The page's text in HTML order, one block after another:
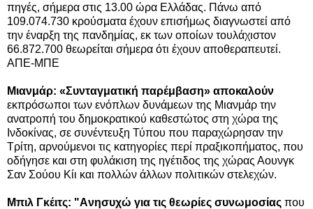
πηγές, σήμερα στις 13.00 ώρα Ελλάδας. Πάνω από
109.074.730 κρούσματα έχουν επισήμως διαγνωστεί από
την έναρξη της πανδημίας, εκ των οποίων τουλάχιστον
66.872.700 θεωρείται σήμερα ότι έχουν αποθεραπευτεί.
ΑΠΕ-ΜΠΕ
Μιανμάρ: «Συνταγματική παρέμβαση» αποκαλούν
εκπρόσωποι των ενόπλων δυνάμεων της Μιανμάρ την
ανατροπή του δημοκρατικού καθεστώτος στη χώρα της
Ινδοκίνας, σε συνέντευξη Τύπου που παραχώρησαν την
Τρίτη, αρνούμενοι τις κατηγορίες περί πραξικοπήματος, που
οδήγησε και στη φυλάκιση της ηγέτιδος της χώρας Αουνγκ
Σαν Σούου Κίι και πολλών άλλων πολιτικών στελεχών.
Μπιλ Γκέιτς: "Aνησυχώ για τις θεωρίες συνωμοσίας που